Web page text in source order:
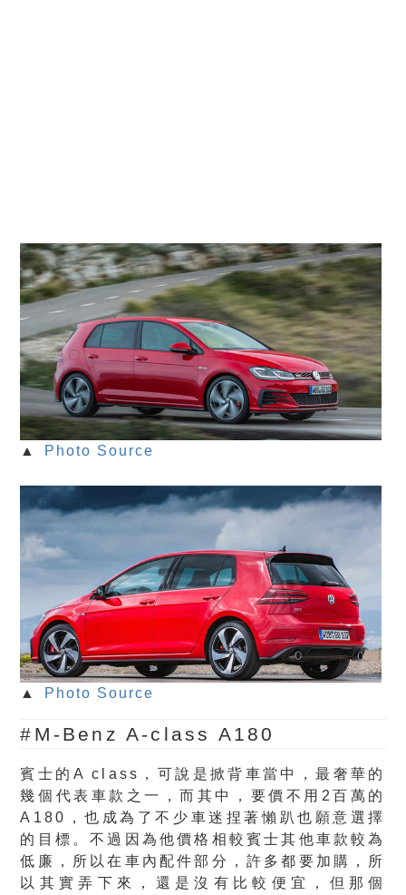
▲ Photo Source
▲ Photo Source
#M-Benz A-class A180
賓士的A class，可說是掀背車當中，最奢華的
幾個代表車款之一，而其中，要價不用2百萬的
A180，也成為了不少車迷捏著懶趴也願意選擇
的目標。不過因為他價格相較賓士其他車款較為
低廉，所以在車內配件部分，許多都要加購，所
以其實弄下來，還是沒有比較便宜，但那個